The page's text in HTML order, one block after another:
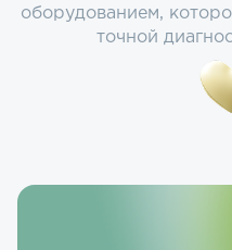
оборудованием,
точной